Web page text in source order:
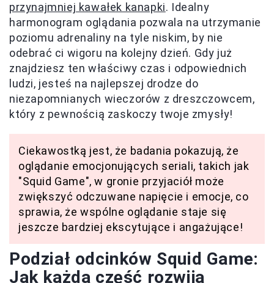
przynajmniej kawałek kanapki. Idealny
harmonogram oglądania pozwala na utrzymanie
poziomu adrenaliny na tyle niskim, by nie
odebrać ci wigoru na kolejny dzień. Gdy już
znajdziesz ten właściwy czas i odpowiednich
ludzi, jesteś na najlepszej drodze do
niezapomnianych wieczorów z dreszczowcem,
który z pewnością zaskoczy twoje zmysły!
Ciekawostką jest, że badania pokazują, że
oglądanie emocjonujących seriali, takich jak
"Squid Game", w gronie przyjaciół może
zwiększyć odczuwane napięcie i emocje, co
sprawia, że wspólne oglądanie staje się
jeszcze bardziej ekscytujące i angażujące!
Podział odcinków Squid Game:
Jak każda część rozwija